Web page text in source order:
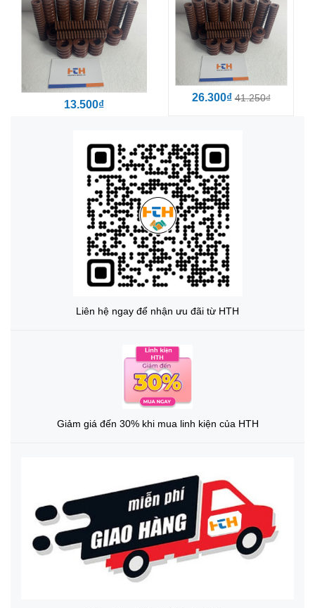
13.500₫
26.300₫41.250₫
Liên hệ ngay để nhận ưu đãi từ HTH
Giảm giá đến 30% khi mua linh kiện của HTH